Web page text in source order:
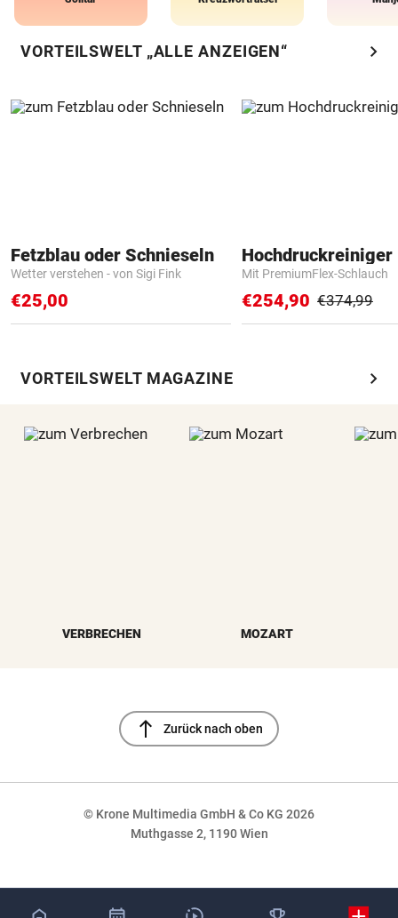
VORTEILSWELT „ALLE ANZEIGEN“ chevron_right
Fetzblau oder Schnieseln
Wetter verstehen - von Sigi Fink
€25,00
Hochdruckreiniger
Mit PremiumFlex-Schlauch
€254,90 €374,99
VORTEILSWELT MAGAZINE chevron_right
VERBRECHEN MOZART
north Zurück nach oben
© Krone Multimedia GmbH & Co KG 2026
Muthgasse 2, 1190 Wien
NaN%